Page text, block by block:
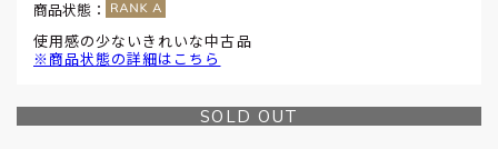
商品状態：
使用感の少ないきれいな中古品
※商品状態の詳細はこちら
SOLD OUT